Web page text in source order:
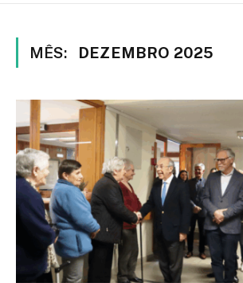
MÊS: DEZEMBRO 2025